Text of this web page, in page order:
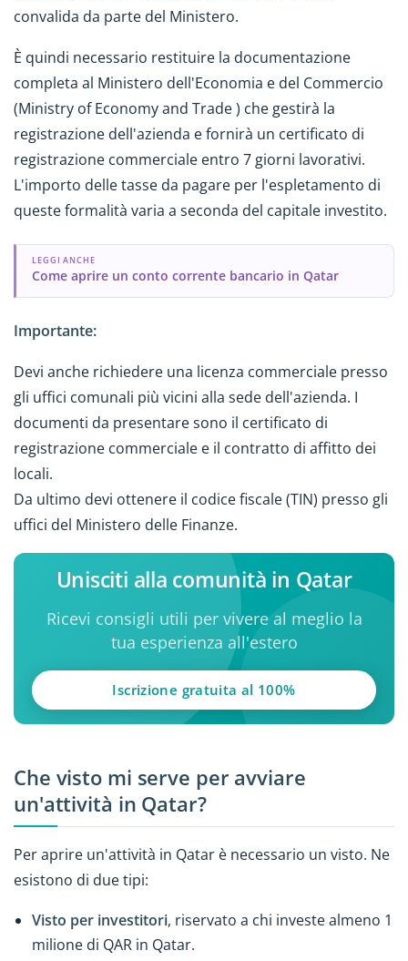
convalida da parte del Ministero.
È quindi necessario restituire la documentazione
completa al Ministero dell'Economia e del Commercio
(Ministry of Economy and Trade ) che gestirà la
registrazione dell'azienda e fornirà un certificato di
registrazione commerciale entro 7 giorni lavorativi.
L'importo delle tasse da pagare per l'espletamento di
queste formalità varia a seconda del capitale investito.
LEGGI ANCHE
Come aprire un conto corrente bancario in Qatar
Importante:
Devi anche richiedere una licenza commerciale presso
gli uffici comunali più vicini alla sede dell'azienda. I
documenti da presentare sono il certificato di
registrazione commerciale e il contratto di affitto dei
locali.
Da ultimo devi ottenere il codice fiscale (TIN) presso gli
uffici del Ministero delle Finanze.
Unisciti alla comunità in Qatar
Ricevi consigli utili per vivere al meglio la
tua esperienza all'estero
Iscrizione gratuita al 100%
Che visto mi serve per avviare
un'attività in Qatar?
Per aprire un'attività in Qatar è necessario un visto. Ne
esistono di due tipi:
Visto per investitori, riservato a chi investe almeno 1
milione di QAR in Qatar.